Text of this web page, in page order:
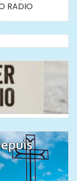
RADIO